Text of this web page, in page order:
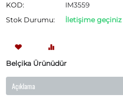
KOD:
IM3559
Stok Durumu:
İletişime geçiniz
Belçika Ürünüdür
Açıklama